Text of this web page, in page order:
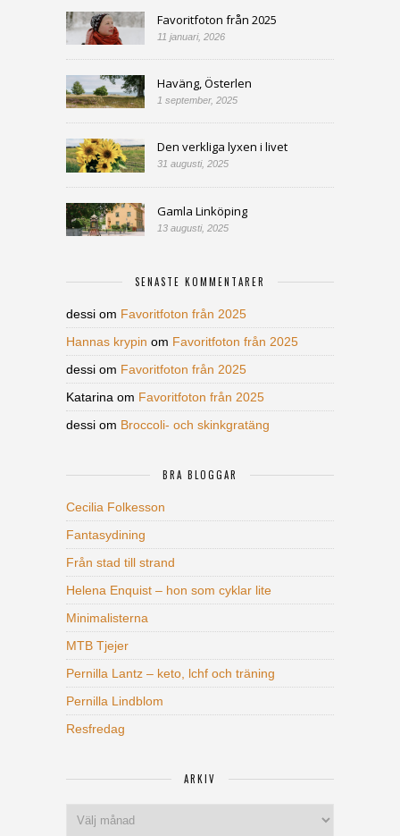
Favoritfoton från 2025
11 januari, 2026
Haväng, Österlen
1 september, 2025
Den verkliga lyxen i livet
31 augusti, 2025
Gamla Linköping
13 augusti, 2025
SENASTE KOMMENTARER
dessi om Favoritfoton från 2025
Hannas krypin om Favoritfoton från 2025
dessi om Favoritfoton från 2025
Katarina om Favoritfoton från 2025
dessi om Broccoli- och skinkgratäng
BRA BLOGGAR
Cecilia Folkesson
Fantasydining
Från stad till strand
Helena Enquist – hon som cyklar lite
Minimalisterna
MTB Tjejer
Pernilla Lantz – keto, lchf och träning
Pernilla Lindblom
Resfredag
ARKIV